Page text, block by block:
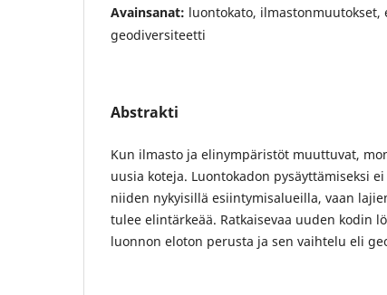
Avainsanat: luontokato, ilmastonmuutokset,
geodiversiteetti
Abstrakti
Kun ilmasto ja elinympäristöt muuttuvat,
uusia koteja. Luontokadon pysäyttämiseksi
niiden nykyisillä esiintymisalueilla, vaan
tulee elintärkeää. Ratkaisevaa uuden kodin
luonnon eloton perusta ja sen vaihtelu eli